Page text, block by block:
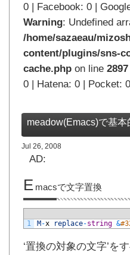
0 | Facebook: 0 |
Warning: Undefined
/home/sazaeau/
content/plugins/sns-
cache.php on line 2897
0 | Hatena: 0 | Pocket:
meadow(Emacs)で基本
Jul 26, 2008
AD:
E macsで文字置換
1 M-x replace-string &
‘置換の対象の文字’を